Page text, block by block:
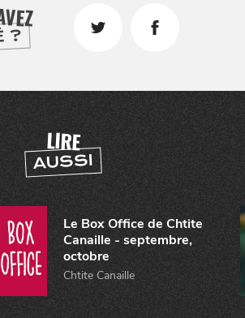
?
LIRE
AUSSI
Le Box Office de Chtite
Canaille - septembre,
octobre
Chtite Canaille